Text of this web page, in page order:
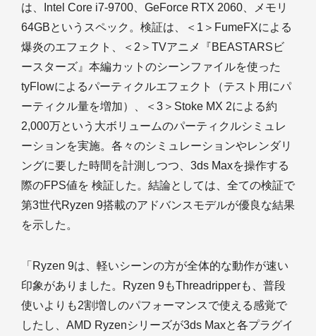
は、Intel Core i7-9700、GeForce RTX 2060、メモリ
64GBというスペック。検証は、＜1＞FumeFXによる
爆炎のエフェクト、＜2＞TVアニメ『BEASTARSビ
ースターズ』本編カットのシーンファイルを使った
tyFlowによるパーティクルエフェクト（テスト用にパ
ーティクル量を増加）、＜3＞Stoke MX 2による約
2,000万という大ボリュームのパーティクルシミュレ
ーションを実施。各々のシミュレーションやレンダリ
ングに要した時間を計測しつつ、3ds Maxを操作する
際のFPS値を 検証した。結論としては、全ての検証で
第3世代Ryzen 9搭載のアドバンスモデルが優良な結果
を示した。
「Ryzen 9は、軽いシーンの方が全体的な動作が速い
印象がありました。Ryzen 9もThreadripperも、普段
使いよりも2割増しのパフォーマンスで使える感覚で
したし、AMD Ryzenシリーズが3ds Maxと各プラグイ